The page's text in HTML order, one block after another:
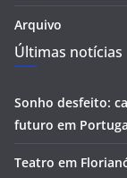
Arquivo
Últimas notícias
Sonho desfeito:
futuro em
Teatro em